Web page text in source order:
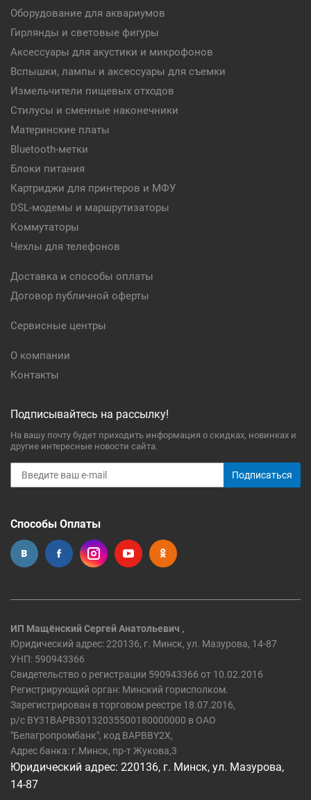
Оборудование для аквариумов
Гирлянды и световые фигуры
Аксессуары для акустики и микрофонов
Вспышки, лампы и аксессуары для съемки
Измельчители пищевых отходов
Стилусы и сменные наконечники
Материнские платы
Bluetooth-метки
Блоки питания
Картриджи для принтеров и МФУ
DSL-модемы и маршрутизаторы
Коммутаторы
Чехлы для телефонов
Доставка и способы оплаты
Договор публичной оферты
Сервисные центры
О компании
Контакты
Подписывайтесь на рассылку!
На вашу почту будет приходить информация о скидках, новинках и
другие интересные новости сайта.
Подписаться
Способы Оплаты
ИП Мащёнский Сергей Анатольевич ,
Юридический адрес: 220136, г. Минск, ул. Мазурова, 14-87
УНП: 590943366
Свидетельство о регистрации 590943366 от 10.02.2016
Регистрирующий орган: Минский горисполком.
Зарегистрирован в торговом реестре 18.07.2016,
р/c BY31BAPB30132035500180000000 в ОАО
"Белагропромбанк", код BAPBBY2X,
Адрес банка: г.Минск, пр-т Жукова,3
Юридический адрес: 220136, г. Минск, ул. Мазурова,
14-87